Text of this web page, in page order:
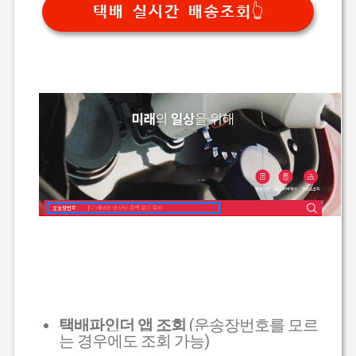
택배 실시간 배송조회👆
택배파인더 앱 조회 (운송장번호를 모르
는 경우에도 조회 가능)